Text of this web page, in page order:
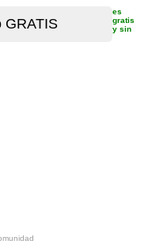
es
gratis
y sin